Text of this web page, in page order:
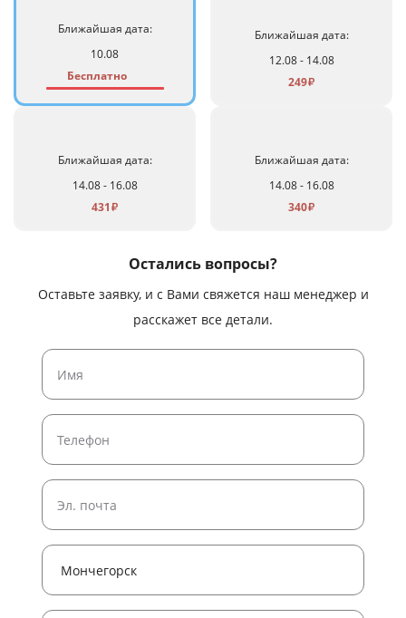
Ближайшая дата:
10.08
Бесплатно
Ближайшая дата:
12.08 - 14.08
249₽
Ближайшая дата:
14.08 - 16.08
431 ₽
Ближайшая дата:
14.08 - 16.08
340₽
Остались вопросы?
Оставьте заявку, и с Вами свяжется наш менеджер и
расскажет все детали.